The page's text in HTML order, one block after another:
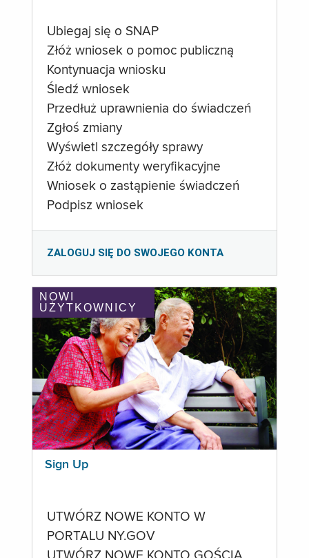
Ubiegaj się o SNAP
Złóż wniosek o pomoc publiczną
Kontynuacja wniosku
Śledź wniosek
Przedłuż uprawnienia do świadczeń
Zgłoś zmiany
Wyświetl szczegóły sprawy
Złóż dokumenty weryfikacyjne
Wniosek o zastąpienie świadczeń
Podpisz wniosek
ZALOGUJ SIĘ DO SWOJEGO KONTA
NOWI
UŻYTKOWNICY
Sign Up
UTWÓRZ NOWE KONTO W
PORTALU NY.GOV